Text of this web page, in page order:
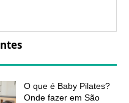
O que é Baby Pilates?
Onde fazer em São